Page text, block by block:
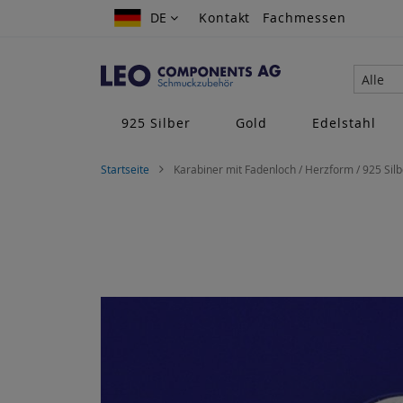
Zum
DE
DE Kontakt Fachmessen
Alle
925 Silber
Gold Edelstahl
Startseite Karabiner mit Fadenloch / Herzform / 925